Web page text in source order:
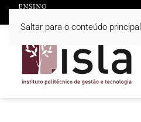
Saltar para o conteúdo principal